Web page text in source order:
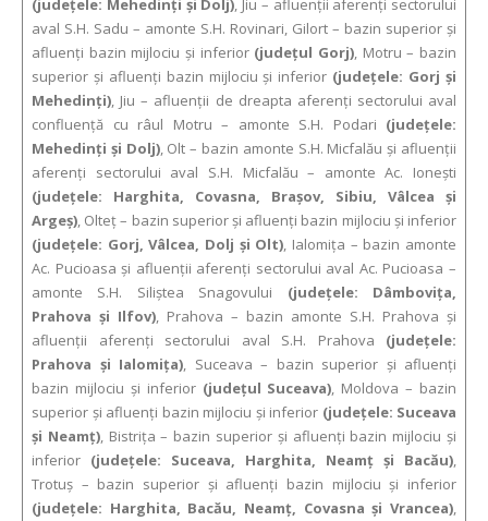
(judeţele: Mehedinţi şi Dolj), Jiu – afluenţii aferenţi sectorului
aval S.H. Sadu – amonte S.H. Rovinari, Gilort – bazin superior şi
afluenţi bazin mijlociu şi inferior (judeţul Gorj), Motru – bazin
superior şi afluenţi bazin mijlociu şi inferior (judeţele: Gorj şi
Mehedinţi), Jiu – afluenţii de dreapta aferenţi sectorului aval
confluenţă cu râul Motru – amonte S.H. Podari (judeţele:
Mehedinţi şi Dolj), Olt – bazin amonte S.H. Micfalău şi afluenţii
aferenţi sectorului aval S.H. Micfalău – amonte Ac. Ioneşti
(judeţele: Harghita, Covasna, Braşov, Sibiu, Vâlcea şi
Argeş), Olteţ – bazin superior şi afluenţi bazin mijlociu şi inferior
(judeţele: Gorj, Vâlcea, Dolj şi Olt), Ialomiţa – bazin amonte
Ac. Pucioasa şi afluenţii aferenţi sectorului aval Ac. Pucioasa –
amonte S.H. Siliştea Snagovului (judeţele: Dâmboviţa,
Prahova şi Ilfov), Prahova – bazin amonte S.H. Prahova şi
afluenţii aferenţi sectorului aval S.H. Prahova (judeţele:
Prahova şi Ialomiţa), Suceava – bazin superior şi afluenţi
bazin mijlociu şi inferior (judeţul Suceava), Moldova – bazin
superior şi afluenţi bazin mijlociu şi inferior (judeţele: Suceava
şi Neamţ), Bistriţa – bazin superior şi afluenţi bazin mijlociu şi
inferior (judeţele: Suceava, Harghita, Neamţ şi Bacău),
Trotuş – bazin superior şi afluenţi bazin mijlociu şi inferior
(judeţele: Harghita, Bacău, Neamţ, Covasna şi Vrancea),